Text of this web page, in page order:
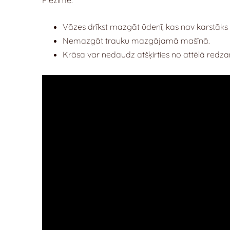
Vāzes drīkst mazgāt ūdenī, kas nav
Nemazgāt trauku mazgājamā mašīnā.
Krāsa var nedaudz atšķirties no attēlā